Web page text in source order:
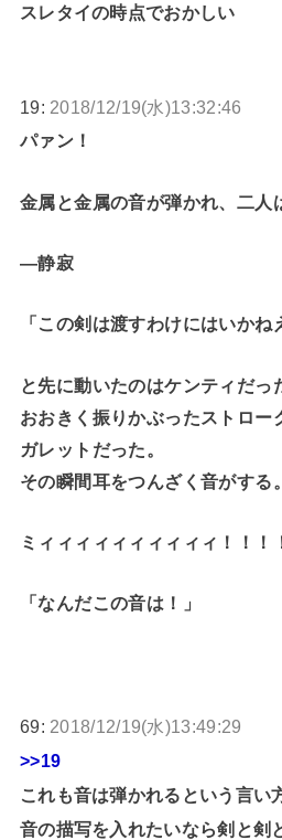
スレタイの時点でおかしい
19: 2018/12/19(水)13:32:46
パァン！
金属と金属の音が弾かれ、二人
―静寂
「この剣は渡すわけにはいかね
と先に動いたのはケンティだっ
おおきく振りかぶったストロー
ガレットだった。
その瞬間耳をつんざく音がする。
ミィィィィィィィィィィ！！！
「なんだこの音は！」
69: 2018/12/19(水)13:49:29
>>19
これも音は弾かれるという言い
音の描写を入れたいなら剣と剣